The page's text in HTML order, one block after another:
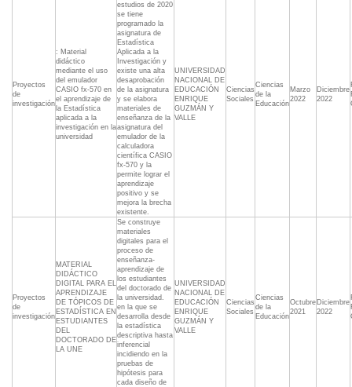
Proyectos
de
investigación
: Material
didáctico
mediante el uso
del emulador
CASIO fx-570 en
el aprendizaje de
la Estadística
aplicada a la
investigación en la
universidad
estudios de 2020
se tiene
programado la
asignatura de
Estadística
Aplicada a la
Investigación y
existe una alta
desaprobación
de la asignatura
y se elabora
materiales de
enseñanza de la
asignatura del
emulador de la
calculadora
científica CASIO
fx-570 y la
permite lograr el
aprendizaje
positivo y se
mejora la brecha
existente.
UNIVERSIDAD
NACIONAL DE
EDUCACIÓN
ENRIQUE
GUZMÁN Y
VALLE
Ciencias
Sociales
Ciencias
de la
Educación
Marzo
2022
Diciembre
2022
Proyectos
de
investigación
MATERIAL
DIDÁCTICO
DIGITAL PARA EL
APRENDIZAJE
DE TÓPICOS DE
ESTADÍSTICA EN
ESTUDIANTES
DEL
DOCTORADO DE
LA UNE
Se construye
materiales
digitales para el
proceso de
enseñanza-
aprendizaje de
los estudiantes
del doctorado de
la universidad.
en la que se
desarrolla desde
la estadística
descriptiva hasta
inferencial
incidiendo en la
pruebas de
hipótesis para
cada diseño de
UNIVERSIDAD
NACIONAL DE
EDUCACIÓN
ENRIQUE
GUZMÁN Y
VALLE
Ciencias
Sociales
Ciencias
de la
Educación
Octubre
2021
Diciembre
2022